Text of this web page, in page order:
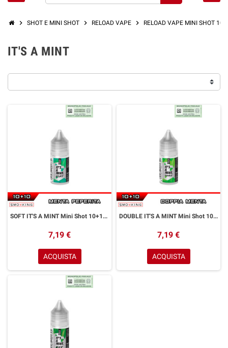
chevron_right SHOT E MINI SHOT chevron_right RELOAD VAPE chevron_right RELOAD VAPE MINI SHOT
IT'S A MINT
SOFT IT'S A MINT Mini Shot 10+10 Reload Vape Menta Piperita
7,19 €
ACQUISTA
DOUBLE IT'S A MINT Mini Shot 10+10 Reload Vape Menta
7,19 €
ACQUISTA